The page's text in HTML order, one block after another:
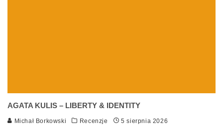
AGATA KULIS – LIBERTY & IDENTITY
Michał Borkowski Recenzje 5 sierpnia 2026